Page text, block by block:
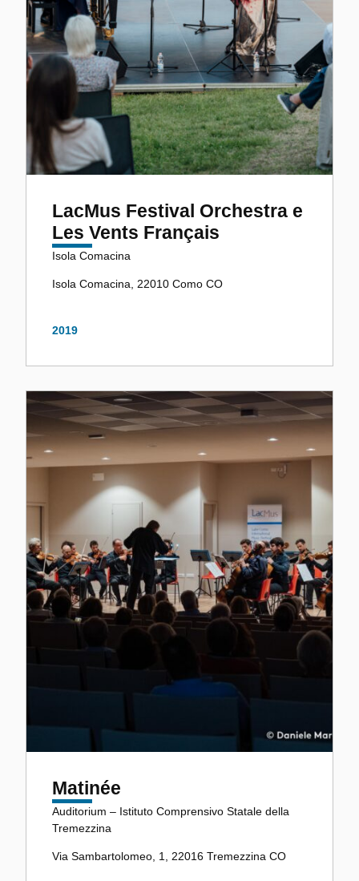
LacMus Festival Orchestra e
Les Vents Français
Isola Comacina
Isola Comacina, 22010 Como CO
2019
Matinée
Auditorium – Istituto Comprensivo Statale della
Tremezzina
Via Sambartolomeo, 1, 22016 Tremezzina CO